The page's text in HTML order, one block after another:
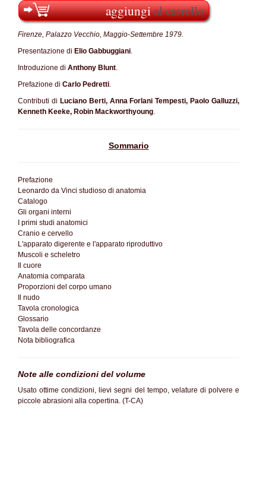
aggiungial carrello
Firenze, Palazzo Vecchio, Maggio-Settembre 1979.
Presentazione di Elio Gabbuggiani.
Introduzione di Anthony Blunt.
Prefazione di Carlo Pedretti.
Contributi di Luciano Berti, Anna Forlani Tempesti, Paolo Galluzzi,
Kenneth Keeke, Robin Mackworthyoung.
Sommario
Prefazione
Leonardo da Vinci studioso di anatomia
Catalogo
Gli organi interni
I primi studi anatomici
Cranio e cervello
L'apparato digerente e l'apparato riproduttivo
Muscoli e scheletro
Il cuore
Anatomia comparata
Proporzioni del corpo umano
Il nudo
Tavola cronologica
Glossario
Tavola delle concordanze
Nota bibliografica
Note alle condizioni del volume
Usato ottime condizioni, lievi segni del tempo, velature di polvere e
piccole abrasioni alla copertina. (T-CA)